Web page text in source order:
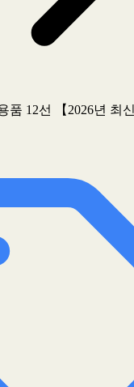
품 12선 【2026년 최